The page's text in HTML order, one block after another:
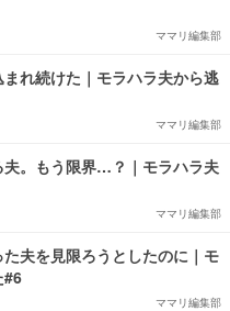
ママリ編集部
まれ続けた｜モラハラ夫から逃
ママリ編集部
。もう限界…？｜モラハラ夫
ママリ編集部
夫を見限ろうとしたのに｜モ
#6
ママリ編集部